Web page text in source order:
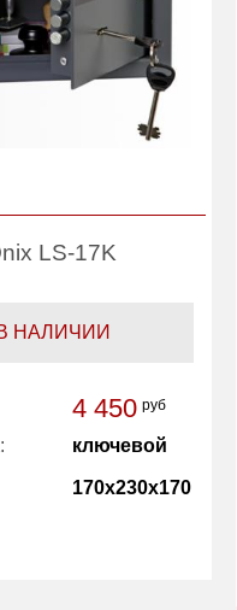
LS-17K
НАЛИЧИИ
4 450 руб
ключевой
170x230x170